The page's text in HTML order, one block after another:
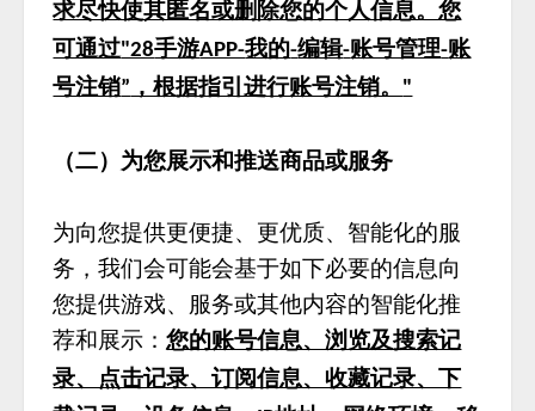
求尽快使其匿名或删除您的个人信息。您
可通过"28手游APP-我的-编辑-账号管理-账
号注销” ，根据指引进行账号注销。 "
（二）为您展示和推送商品或服务
为向您提供更便捷、更优质、智能化的服
务，我们会可能会基于如下必要的信息向
您提供游戏、服务或其他内容的智能化推
荐和展示：您的账号信息、浏览及搜索记
录、点击记录、订阅信息、收藏记录、下